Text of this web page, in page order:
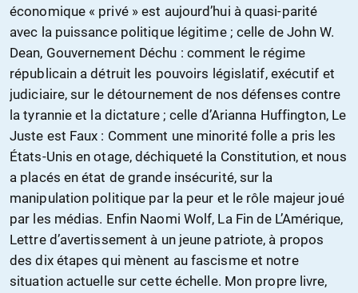
économique « privé » est aujourd’hui à quasi-parité
avec la puissance politique légitime ; celle de John W.
Dean, Gouvernement Déchu : comment le régime
républicain a détruit les pouvoirs législatif, exécutif et
judiciaire, sur le détournement de nos défenses contre
la tyrannie et la dictature ; celle d’Arianna Huffington, Le
Juste est Faux : Comment une minorité folle a pris les
États-Unis en otage, déchiqueté la Constitution, et nous
a placés en état de grande insécurité, sur la
manipulation politique par la peur et le rôle majeur joué
par les médias. Enfin Naomi Wolf, La Fin de L’Amérique,
Lettre d’avertissement à un jeune patriote, à propos
des dix étapes qui mènent au fascisme et notre
situation actuelle sur cette échelle. Mon propre livre,